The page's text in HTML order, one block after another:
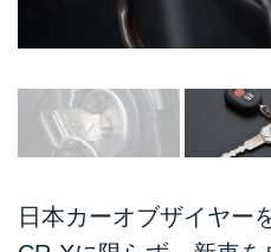
日本カーオブザイヤー